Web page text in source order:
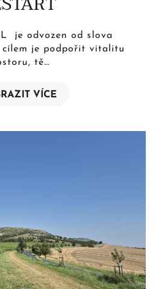
je odvozen od slova
je podpořit vitalitu
tě…
VÍCE